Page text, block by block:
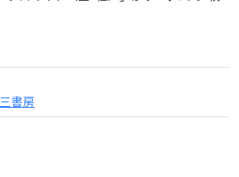
書房